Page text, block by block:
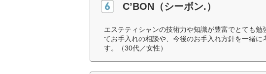
C’BON（シーボン.）
エステティシャンの技術力や知識が豊富でとても
てお手入れの相談や、今後のお手入れ方針を一緒
す。（30代／女性）